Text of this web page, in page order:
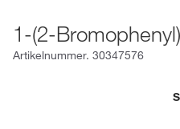
1-(2-
Artikelnummer. 30347576